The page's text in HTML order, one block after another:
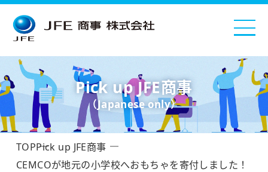
Pick up JFE商事
（Japanese only）
TOPPick up JFE商事
CEMCOが地元の小学校へおもちゃを寄付しました！